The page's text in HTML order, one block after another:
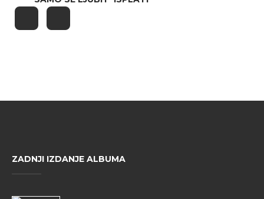
ZADNJI IZDANJE ALBUMA